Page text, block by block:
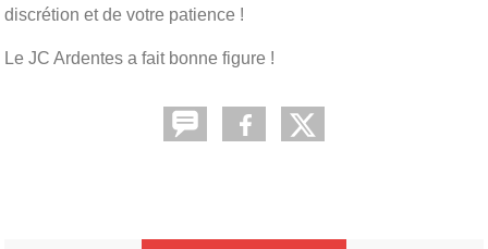
discrétion et de votre patience !
Le JC Ardentes a fait bonne figure !